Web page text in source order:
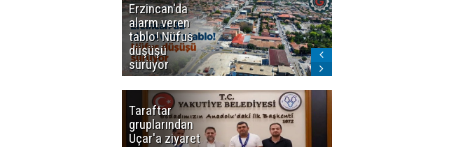
Erzincan'da
alarm veren
tablo! Nüfus
düşüşü
sürüyor
Taraftar
gruplarından
Uçar'a ziyaret